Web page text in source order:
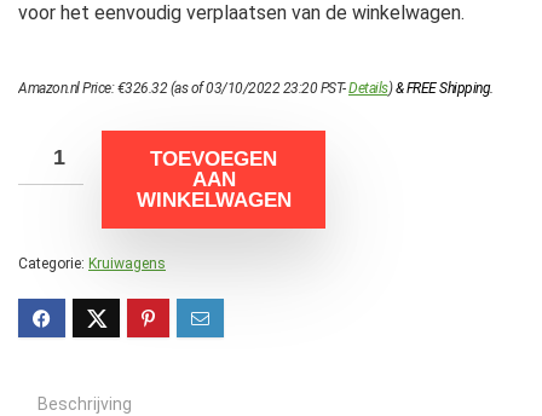
voor het eenvoudig verplaatsen van de winkelwagen.
Amazon.nl Price:€326.32 (as of 03/10/2022 23:20 PST-Details)&FREE Shipping.
TOEVOEGEN
AAN
WINKELWAGEN
Categorie: Kruiwagens
Beschrijving